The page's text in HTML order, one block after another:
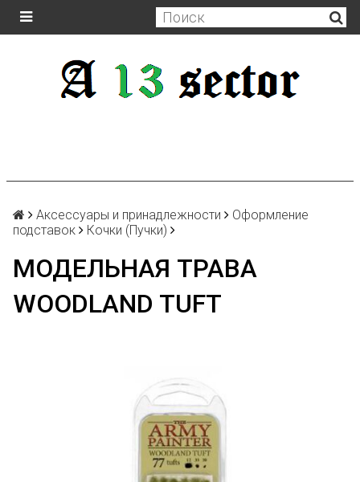
Аксессуары и принадлежности
Оформление
подставок
Кочки (Пучки)
МОДЕЛЬНАЯ ТРАВА
WOODLAND TUFT